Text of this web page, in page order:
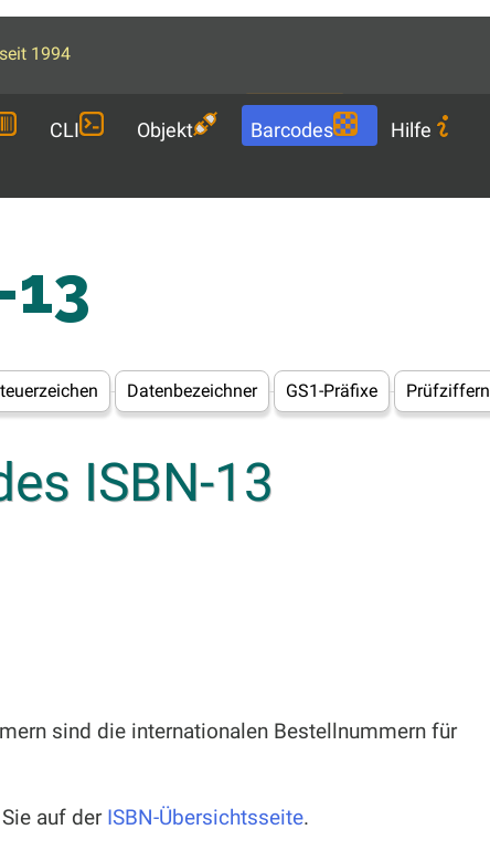
1994
CLI Objekt Barcodes
Hilfe
Datenbezeichner GS1-Präfixe Prüfziffern
ISBN-13
sind die internationalen Bestellnummern für
auf der ISBN-Übersichtsseite.